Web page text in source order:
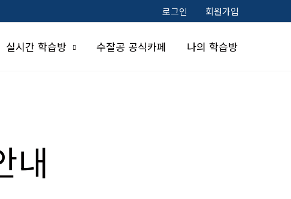
로그인 회원가입
실시간 학습방 수잘공 공식카페 나의 학습방
내